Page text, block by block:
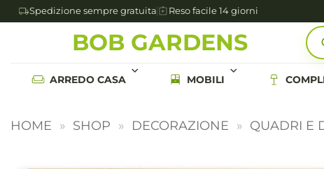
Spedizione sempre gratuita Reso facile 14 giorni
BOB GARDENS
ARREDO CASA MOBILI
HOME » SHOP » DECORAZIONE » QUADRI E